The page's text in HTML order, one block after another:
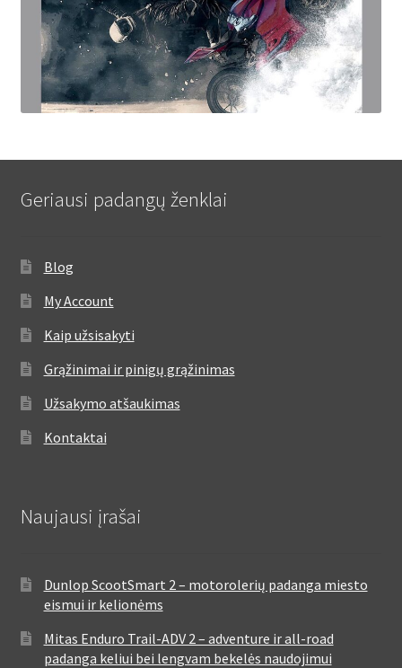
Geriausi padangų ženklai
Blog
My Account
Kaip užsisakyti
Grąžinimai ir pinigų grąžinimas
Užsakymo atšaukimas
Kontaktai
Naujausi įrašai
Dunlop ScootSmart 2 – motorolerių padanga miesto
eismui ir kelionėms
Mitas Enduro Trail-ADV 2 – adventure ir all-road
padanga keliui bei lengvam bekelės naudojimui